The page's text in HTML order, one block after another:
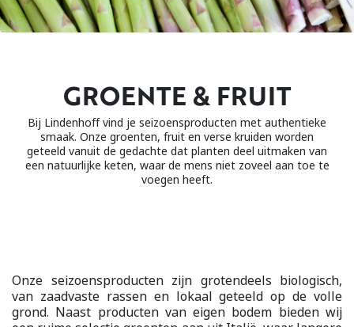
GROENTE & FRUIT
Bij Lindenhoff vind je seizoensproducten met authentieke
smaak. Onze groenten, fruit en verse kruiden worden
geteeld vanuit de gedachte dat planten deel uitmaken van
een natuurlijke keten, waar de mens niet zoveel aan toe te
voegen heeft.
Onze seizoensproducten zijn grotendeels biologisch,
van zaadvaste rassen en lokaal geteeld op de volle
grond. Naast producten van eigen bodem bieden wij